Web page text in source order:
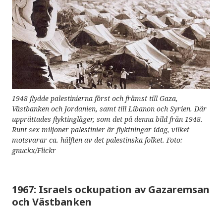
1948 flydde palestinierna först och främst till Gaza,
Västbanken och Jordanien, samt till Libanon och Syrien. Där
upprättades flyktingläger, som det på denna bild från 1948.
Runt sex miljoner palestinier är flyktningar idag, vilket
motsvarar ca. hälften av det palestinska folket. Foto:
gnuckx/Flickr
1967: Israels ockupation av Gazaremsan
och Västbanken